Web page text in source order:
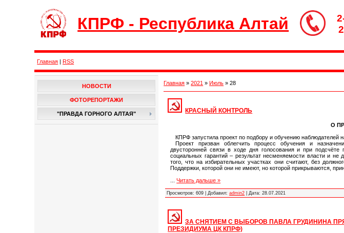
КПРФ - Республика Алтай
Главная |RSS
НОВОСТИ
ФОТОРЕПОРТАЖИ
"ПРАВДА ГОРНОГО АЛТАЯ"
Главная »2021 » Июль » 28
КРАСНЫЙ КОНТРОЛЬ
О
КПРФ запустила проект по подбору и обучению наблюдателей
Проект призван облегчить процесс обучения и
двусторонней связи в ходе дня голосования и при
социальных гарантий – результат несменяемости власти и
того, что на избирательных участках они считают, без
Поддержки, которой они не имеют, но которой прикрываются,
...Читать дальше »
Просмотров: 609 Добавил: admin2 Дата: 28.07.2021
ЗА СНЯТИЕМ С ВЫБОРОВ ПАВЛА ГРУДИНИНА
ПРЕЗИДИУМА ЦК КПРФ)